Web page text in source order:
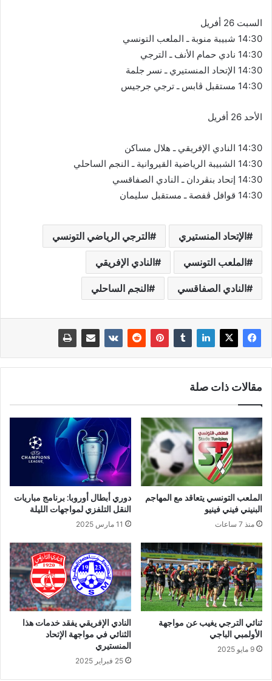
السبت 26 أفريل
14:30 شبيبة منوبة ـ الملعب التونسي
14:30 نادي حمام الأنف ـ الترجي
14:30 الإتحاد المنستيري ـ نسر جلمة
14:30 مستقبل ڨابس ـ ترجي جرجيس
الأحد 26 أفريل
14:30 النادي الإفريقي ـ هلال مساكن
14:30 الشبيبة الرياضية القيروانية ـ النجم الساحلي
14:30 إتحاد بنڨردان ـ النادي الصفاقسي
14:30 قوافل ڨفصة ـ مستقبل سليمان
الإتحاد المنستيري الترجي الرياضي التونسي
الملعب التونسي النادي الإفريقي
النادي الصفاقسي النجم الساحلي
مقالات ذات صلة
الملعب التونسي يتعاقد مع المهاجم
البنيني فيني فينيو
منذ 7 ساعات
دوري أبطال أوروبا: برنامج مباريات
النقل التلفزي لمواجهات الليلة
11 مارس 2025
ثنائي الترجي يغيب عن مواجهة
الأولمبي الباجي
9 مايو 2025
النادي الإفريقي يفقد خدمات هذا
الثنائي في مواجهة الإتحاد
المنستيري
25 فبراير 2025